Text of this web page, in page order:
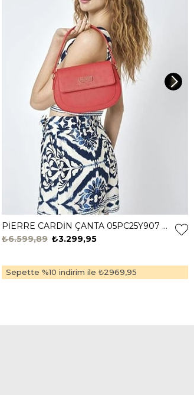
PİERRE CARDİN ÇANTA 05PC25Y907 MERCAN
₺3.299,95
₺6.599,89
Sepette %10 indirim ile ₺2969,95